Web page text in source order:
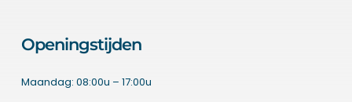
Openingstijden
Maandag: 08:00u – 17:00u